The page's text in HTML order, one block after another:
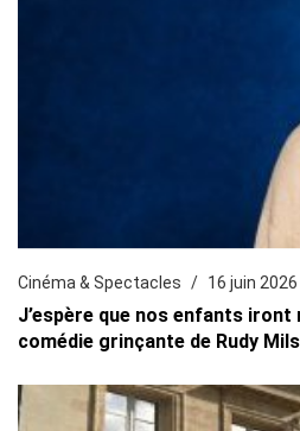
Cinéma & Spectacles 16 juin 2026
J’espère que nos enfants iront
comédie grinçante de Rudy